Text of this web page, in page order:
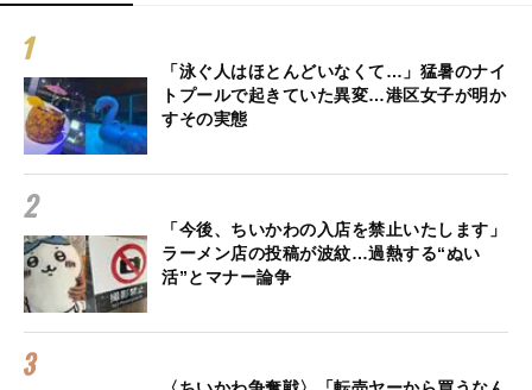
「泳ぐ人はほとんどいなくて…」猛暑のナイ
トプールで起きていた異変…港区女子が明か
すその実態
「今後、ちいかわの入店を禁止いたします」
ラーメン店の投稿が波紋…過熱する“ぬい
活”とマナー論争